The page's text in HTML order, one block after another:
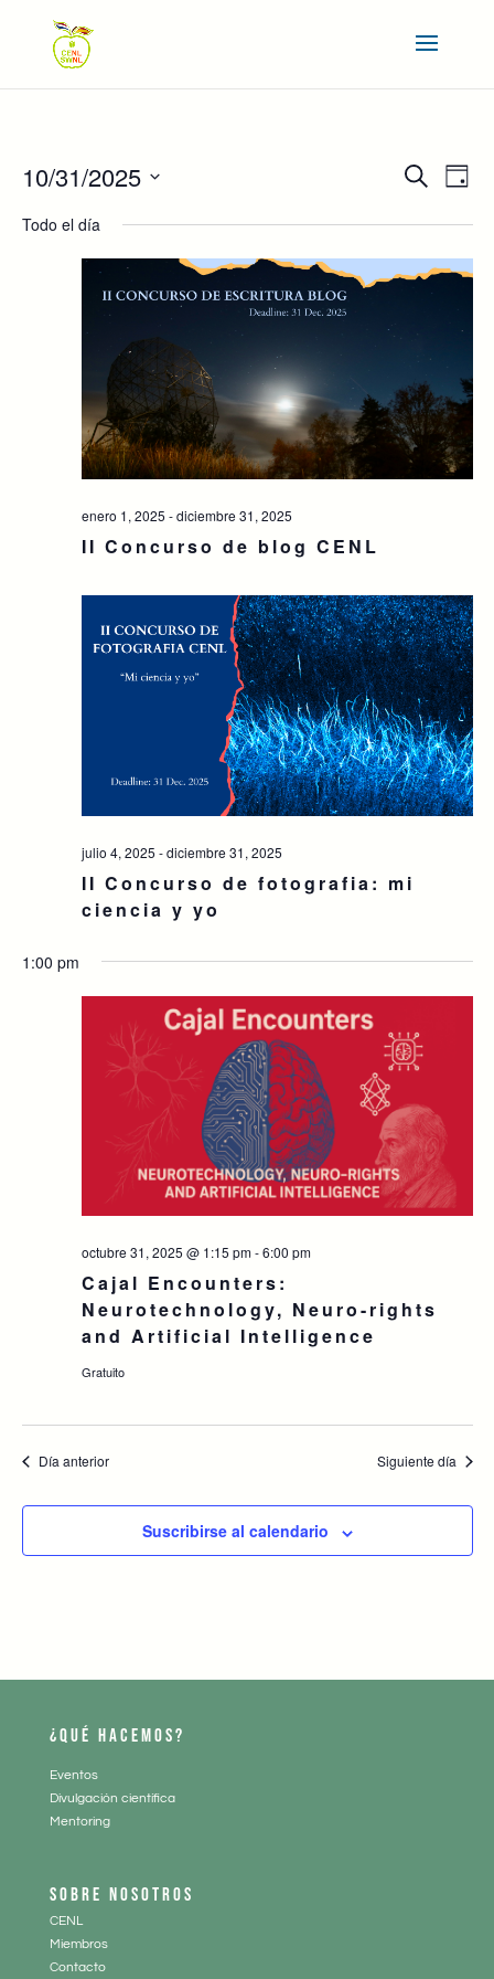
DE
Y
VISTAS
EVENTOS
Buscar
DE
Día
10/31/2025
Todo el día
enero 1, 2025 -diciembre 31, 2025
II Concurso de blog CENL
julio 4, 2025 -diciembre 31, 2025
II Concurso de fotografia: mi
ciencia y yo
1:00 pm
octubre 31, 2025 @ 1:15 pm-6:00 pm
Cajal Encounters:
Neurotechnology, Neuro-rights
and Artificial Intelligence
Gratuito
Día anterior Siguiente día
Suscribirse al calendario
¿QUÉ HACEMOS?
Eventos
Divulgación científica
Mentoring
SOBRE NOSOTROS
CENL
Miembros
Contacto